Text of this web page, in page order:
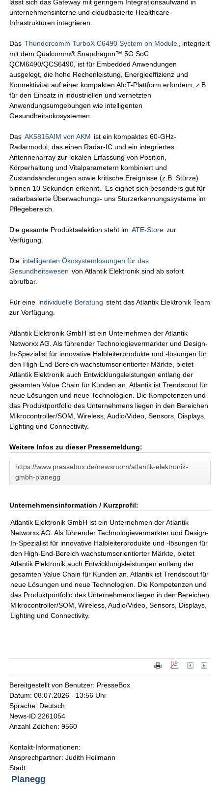
lässt sich das Gateway mit geringem Integrationsaufwand in
unternehmensinterne und cloudbasierte Healthcare-
Infrastrukturen integrieren.
Das Thundercomm TurboX C6490 System on Module
, integriert
mit dem Qualcomm® Snapdragon™ 5G SoC
QCM6490/QCS6490, ist für Embedded Anwendungen
ausgelegt, die hohe Rechenleistung, Energieeffizienz und
Konnektivität auf einer kompakten AIoT-Plattform erfordern, z.B.
für den Einsatz in industriellen und vernetzten
Anwendungsumgebungen wie intelligenten
Gesundheitsökosystemen.
Das AK5816AIM von AKM ist ein kompaktes 60-GHz-
Radarmodul, das einen Radar-IC und ein integriertes
Antennenarray zur lokalen Erfassung von Position,
Körperhaltung und Vitalparametern kombiniert und
Zustandsänderungen sowie kritische Ereignisse (z.B. Stürze)
binnen 10 Sekunden erkennt. Es eignet sich besonders gut für
radarbasierte Überwachungs- uns Sturzerkennungssysteme im
Pflegebereich.
Die gesamte Produktselektion steht im ATE-Store zur
Verfügung.
Die intelligenten Ökosystemlösungen für das
Gesundheitswesen von Atlantik Elektronik sind ab sofort
abrufbar.
Für eine individuelle Beratung steht das Atlantik Elektronik Team
zur Verfügung.
Atlantik Elektronik GmbH ist ein Unternehmen der Atlantik
Networxx AG. Als führender Technologievermarkter und Design-
In-Spezialist für innovative Halbleiterprodukte und -lösungen für
den High-End-Bereich wachstumsorientierter Märkte, bietet
Atlantik Elektronik auch Entwicklungsleistungen entlang der
gesamten Value Chain für Kunden an. Atlantik ist Trendscout für
neue Lösungen und neue Technologien. Die Kompetenzen und
das Produktportfolio des Unternehmens liegen in den Bereichen
Mikrocontroller/SOM, Wireless, Audio/Video, Sensors, Displays,
Lighting und Connectivity.
Weitere Infos zu dieser Pressemeldung:
https://www.pressebox.de/newsroom/atlantik-elektronik-
gmbh-planegg
Unternehmensinformation / Kurzprofil:
Atlantik Elektronik GmbH ist ein Unternehmen der Atlantik
Networxx AG. Als führender Technologievermarkter und Design-
In-Spezialist für innovative Halbleiterprodukte und -lösungen für
den High-End-Bereich wachstumsorientierter Märkte, bietet
Atlantik Elektronik auch Entwicklungsleistungen entlang der
gesamten Value Chain für Kunden an. Atlantik ist Trendscout für
neue Lösungen und neue Technologien. Die Kompetenzen und
das Produktportfolio des Unternehmens liegen in den Bereichen
Mikrocontroller/SOM, Wireless, Audio/Video, Sensors, Displays,
Lighting und Connectivity.
Bereitgestellt von Benutzer: PresseBox
Datum: 08.07.2026 - 13:56 Uhr
Sprache: Deutsch
News-ID 2261054
Anzahl Zeichen: 9560
Kontakt-Informationen:
Ansprechpartner: Judith Heilmann
Stadt:
Planegg